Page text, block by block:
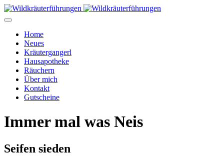
Home
Neues
Kräutergangerl
Hausapotheke
Räuchern
Über mich
Kontakt
Gutscheine
Immer mal was Neis
Seifen sieden